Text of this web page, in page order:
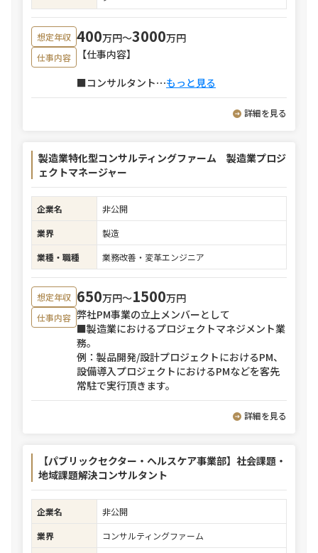
想定年収 400万円〜3000万円
仕事内容
【仕事内容】
■コンサルタント⋯もっと見る
詳細を見る
製造業特化型コンサルティングファーム 製造業プロジ
ェクトマネージャー
企業名
非公開
業界
製造
業種・職種
業務改善・変革エンジニア
想定年収 650万円〜1500万円
仕事内容 弊社PM事業の立上メンバーとして
■製造業におけるプロジェクトマネジメント業
務。
例：製品開発/設計プロジェクトにおけるPM、
設備導入プロジェクトにおけるPMなどを客先
常駐で実行頂きます。
詳細を見る
【パブリックセクター・ヘルスケア事業部】社会課題・
地域課題解決コンサルタント
企業名
非公開
業界
コンサルティングファーム